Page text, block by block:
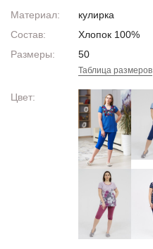
Материал:
кулирка
Состав:
Хлопок 100%
Размеры:
50
Таблица размеров
Цвет: